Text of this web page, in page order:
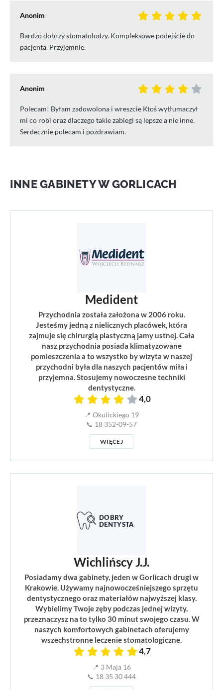
Anonim
Bardzo dobrzy stomatolodzy. Kompleksowe podejście do
pacjenta. Przyjemnie.
Anonim
Polecam! Byłam zadowolona i wreszcie Ktoś wytłumaczył
mi co robi oraz dlaczego takie zabiegi są lepsze a nie inne.
Serdecznie polecam i pozdrawiam.
INNE GABINETY W GORLICACH
Medident
Przychodnia została założona w 2006 roku.
Jesteśmy jedną z nielicznych placówek, która
zajmuje się chirurgią plastyczną jamy ustnej. Cała
nasz przychodnia posiada klimatyzowane
pomieszczenia a to wszystko by wizyta w naszej
przychodni była dla naszych pacjentów miła i
przyjemna. Stosujemy nowoczesne techniki
dentystyczne.
4,0
📍 Okulickiego 19
📞 18 352-09-57
WIĘCEJ
Wichlińscy J.J.
Posiadamy dwa gabinety, jeden w Gorlicach drugi w
Krakowie. Używamy najnowocześniejszego sprzętu
dentystycznego oraz materiałów najwyższej klasy.
Wybielimy Twoje zęby podczas jednej wizyty,
przeznaczysz na to tylko 30 minut swojego czasu. W
naszych komfortowych gabinetach oferujemy
wszechstronne leczenie stomatologiczne.
4,7
📍 3 Maja 16
📞 18 35 30 444